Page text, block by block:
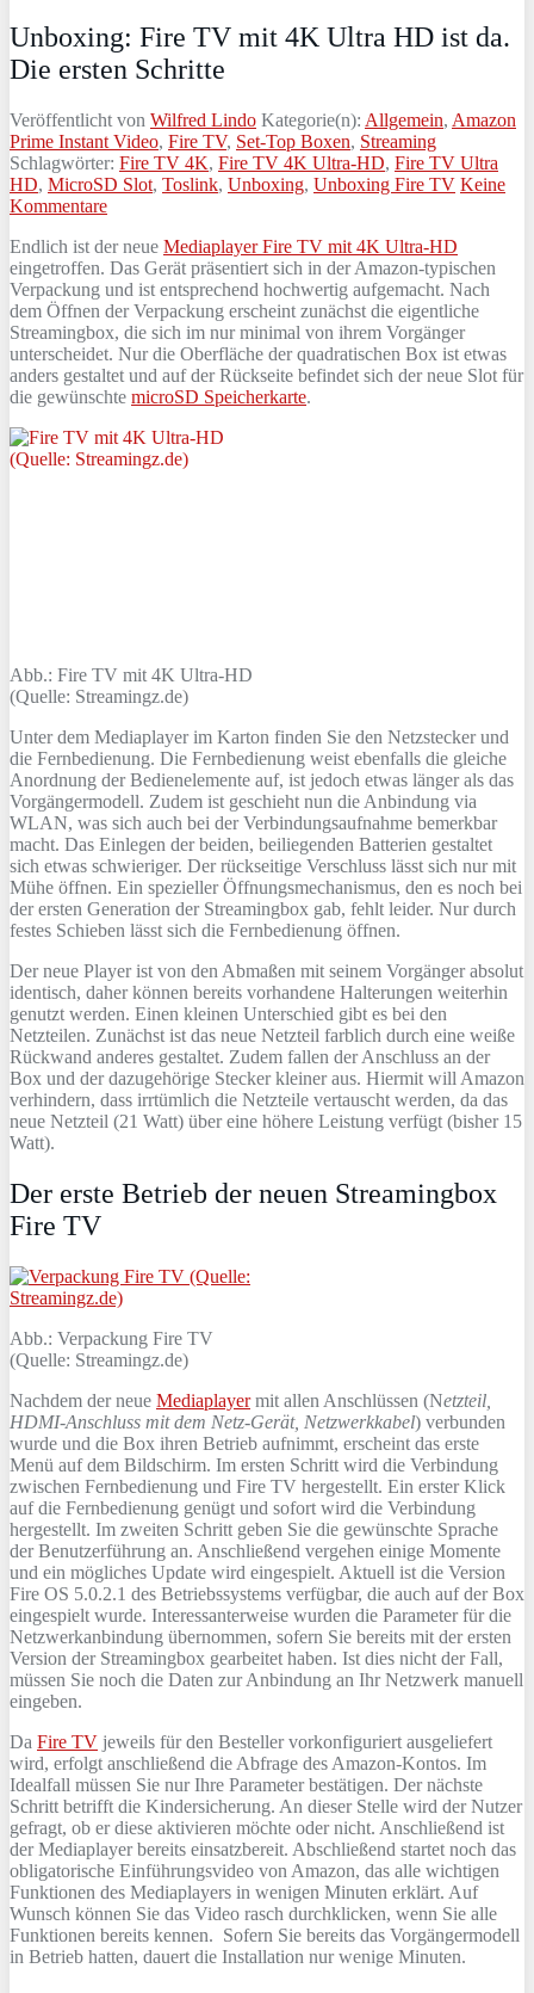
Unboxing: Fire TV mit 4K Ultra HD ist da.
Die ersten Schritte
Veröffentlicht von Wilfred Lindo Kategorie(n): Allgemein, Amazon
Prime Instant Video, Fire TV, Set-Top Boxen, Streaming
Schlagwörter: Fire TV 4K, Fire TV 4K Ultra-HD, Fire TV Ultra
HD, MicroSD Slot, Toslink, Unboxing, Unboxing Fire TV Keine
Kommentare
Endlich ist der neue Mediaplayer Fire TV mit 4K Ultra-HD
eingetroffen. Das Gerät präsentiert sich in der Amazon-typischen
Verpackung und ist entsprechend hochwertig aufgemacht. Nach
dem Öffnen der Verpackung erscheint zunächst die eigentliche
Streamingbox, die sich im nur minimal von ihrem Vorgänger
unterscheidet. Nur die Oberfläche der quadratischen Box ist etwas
anders gestaltet und auf der Rückseite befindet sich der neue Slot für
die gewünschte microSD Speicherkarte.
Abb.: Fire TV mit 4K Ultra-HD
(Quelle: Streamingz.de)
Unter dem Mediaplayer im Karton finden Sie den Netzstecker und
die Fernbedienung. Die Fernbedienung weist ebenfalls die gleiche
Anordnung der Bedienelemente auf, ist jedoch etwas länger als das
Vorgängermodell. Zudem ist geschieht nun die Anbindung via
WLAN, was sich auch bei der Verbindungsaufnahme bemerkbar
macht. Das Einlegen der beiden, beiliegenden Batterien gestaltet
sich etwas schwieriger. Der rückseitige Verschluss lässt sich nur mit
Mühe öffnen. Ein spezieller Öffnungsmechanismus, den es noch bei
der ersten Generation der Streamingbox gab, fehlt leider. Nur durch
festes Schieben lässt sich die Fernbedienung öffnen.
Der neue Player ist von den Abmaßen mit seinem Vorgänger absolut
identisch, daher können bereits vorhandene Halterungen weiterhin
genutzt werden. Einen kleinen Unterschied gibt es bei den
Netzteilen. Zunächst ist das neue Netzteil farblich durch eine weiße
Rückwand anderes gestaltet. Zudem fallen der Anschluss an der
Box und der dazugehörige Stecker kleiner aus. Hiermit will Amazon
verhindern, dass irrtümlich die Netzteile vertauscht werden, da das
neue Netzteil (21 Watt) über eine höhere Leistung verfügt (bisher 15
Watt).
Der erste Betrieb der neuen Streamingbox
Fire TV
Abb.: Verpackung Fire TV
(Quelle: Streamingz.de)
Nachdem der neue Mediaplayermit allen Anschlüssen (Netzteil,
HDMI-Anschluss mit dem Netz-Gerät, Netzwerkkabel) verbunden
wurde und die Box ihren Betrieb aufnimmt, erscheint das erste
Menü auf dem Bildschirm. Im ersten Schritt wird die Verbindung
zwischen Fernbedienung und Fire TV hergestellt. Ein erster Klick
auf die Fernbedienung genügt und sofort wird die Verbindung
hergestellt. Im zweiten Schritt geben Sie die gewünschte Sprache
der Benutzerführung an. Anschließend vergehen einige Momente
und ein mögliches Update wird eingespielt. Aktuell ist die Version
Fire OS 5.0.2.1 des Betriebssystems verfügbar, die auch auf der Box
eingespielt wurde. Interessanterweise wurden die Parameter für die
Netzwerkanbindung übernommen, sofern Sie bereits mit der ersten
Version der Streamingbox gearbeitet haben. Ist dies nicht der Fall,
müssen Sie noch die Daten zur Anbindung an Ihr Netzwerk manuell
eingeben.
Da Fire TV jeweils für den Besteller vorkonfiguriert ausgeliefert
wird, erfolgt anschließend die Abfrage des Amazon-Kontos. Im
Idealfall müssen Sie nur Ihre Parameter bestätigen. Der nächste
Schritt betrifft die Kindersicherung. An dieser Stelle wird der Nutzer
gefragt, ob er diese aktivieren möchte oder nicht. Anschließend ist
der Mediaplayer bereits einsatzbereit. Abschließend startet noch das
obligatorische Einführungsvideo von Amazon, das alle wichtigen
Funktionen des Mediaplayers in wenigen Minuten erklärt. Auf
Wunsch können Sie das Video rasch durchklicken, wenn Sie alle
Funktionen bereits kennen. Sofern Sie bereits das Vorgängermodell
in Betrieb hatten, dauert die Installation nur wenige Minuten.